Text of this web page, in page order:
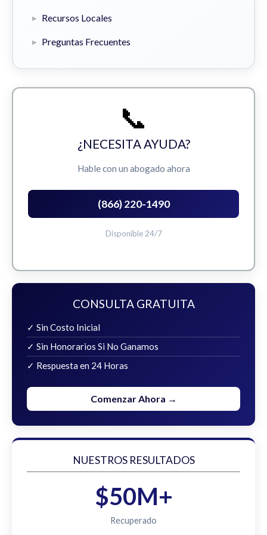
Recursos Locales
Preguntas Frecuentes
📞
¿NECESITA AYUDA?
Hable con un abogado ahora
(866) 220-1490
Disponible 24/7
CONSULTA GRATUITA
✓ Sin Costo Inicial
✓ Sin Honorarios Si No Ganamos
✓ Respuesta en 24 Horas
Comenzar Ahora →
NUESTROS RESULTADOS
$50M+
Recuperado